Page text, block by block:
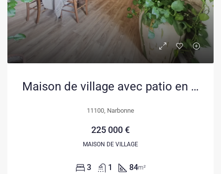
Maison de village avec patio en pierre à Narbonne – 3 chambres, garage et terrasses
11100, Narbonne
225 000 €
MAISON DE VILLAGE
3 1 84m²